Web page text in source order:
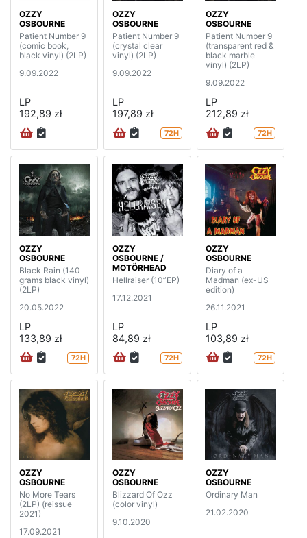
OZZY
OSBOURNE
Patient Number 9
(comic book,
black vinyl) (2LP)
9.09.2022
LP
192,89 zł
OZZY
OSBOURNE
Patient Number 9
(crystal clear
vinyl) (2LP)
9.09.2022
LP
197,89 zł
72H
OZZY
OSBOURNE
Patient Number 9
(transparent red &
black marble
vinyl) (2LP)
9.09.2022
LP
212,89 zł
72H
OZZY
OSBOURNE
Black Rain (140
grams black vinyl)
(2LP)
20.05.2022
LP
133,89 zł
72H
OZZY
OSBOURNE /
MOTÖRHEAD
Hellraiser (10”EP)
17.12.2021
LP
84,89 zł
72H
OZZY
OSBOURNE
Diary of a
Madman (ex-US
edition)
26.11.2021
LP
103,89 zł
72H
OZZY
OSBOURNE
No More Tears
(2LP) (reissue
2021)
17.09.2021
OZZY
OSBOURNE
Blizzard Of Ozz
(color vinyl)
9.10.2020
OZZY
OSBOURNE
Ordinary Man
21.02.2020